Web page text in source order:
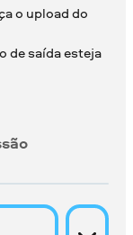
o upload do
de saída esteja